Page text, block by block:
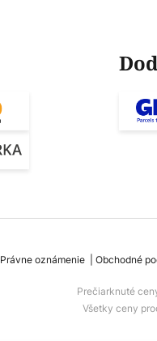
Právne oznámenie Obchodné
Prečiarknuté
Všetky ceny